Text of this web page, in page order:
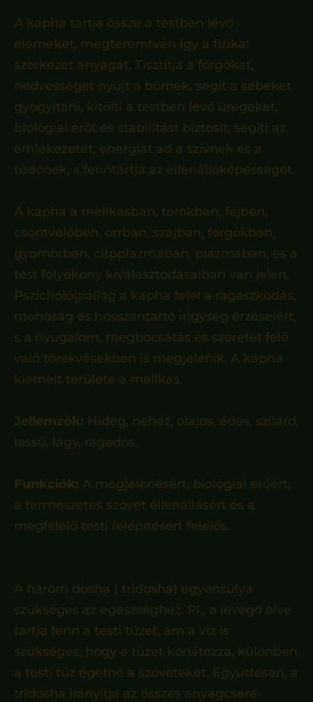
A kapha tartja össze a testben lévő
elemeket, megteremtvén így a fizikai
szerkezet anyagát. Tisztítja a forgókat,
nedvességet nyújt a bőrnek, segít a sebeket
gyógyítani, kitölti a testben lévő üregeket,
biológiai erőt és stabilitást biztosít, segíti az
emlékezetet, energiát ad a szívnek és a
tüdőnek, s fenntartja az ellenállóképességet.
A kapha a mellkasban, torokban, fejben,
csontvelőben, orrban, szájban, forgókban,
gyomorban, citpplazmában, plazmában, és a
test folyékony kiválasztódásaiban van jelen.
Pszichológiailag a kapha felel a ragaszkodás,
mohóság és hosszantartó irigység érzéseiért,
s a nyugalom, megbocsátás és szeretet felé
való törekvésekben is megjelenik. A kapha
kiemelt területe a mellkas.
Jellemzők: Hideg, nehéz, olajos, édes, szilárd,
lassú, lágy, ragadós.
Funkciók: A megjelenésért, biológiai erőért,
a természetes szövet ellenállásért és a
megfelelő testi felépítésért felelős.
A három dosha ( tridosha) egyensúlya
szükséges az egészséghez. Pl., a levegő elve
tartja fenn a testi tüzet, ám a víz is
szükséges, hogy e tüzet korlátozza, különben
a testi tűz égetné a szöveteket. Együttesen, a
tridosha irányítja az összes anyagcsere-